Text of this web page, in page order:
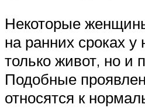
Некоторые
на ранних сроках у
только живот, но и
Подобные
относятся к